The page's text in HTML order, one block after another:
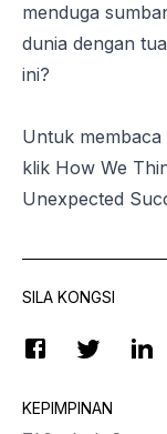
menduga
dunia dengan
ini?
Untuk membaca
klik How We
Unexpected
SILA KONGSI
KEPIMPINAN